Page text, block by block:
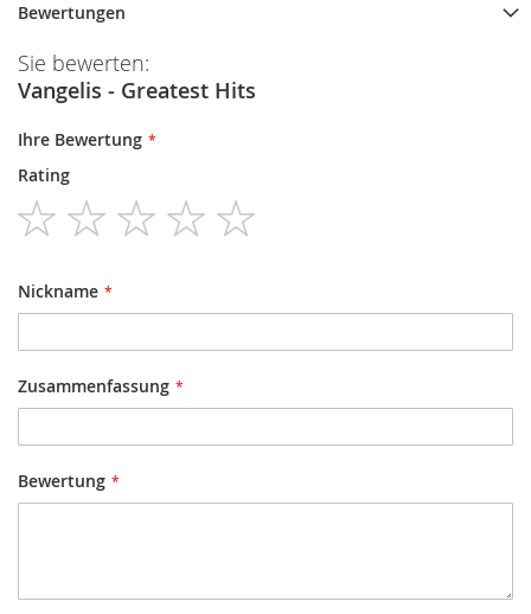
Bewertungen
Sie bewerten:
Vangelis - Greatest Hits
Ihre Bewertung
Rating
1
star
2
stars
3
stars
4
stars
Nickname
Zusammenfassung
Bewertung